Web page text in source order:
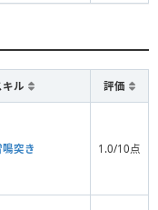
キル 評価
鳴突き 1.0/10点